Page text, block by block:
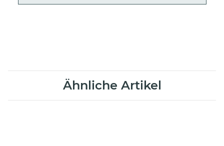
Ähnliche Artikel